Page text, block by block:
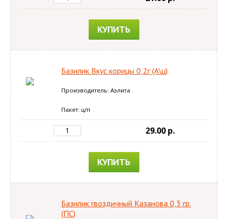
КУПИТЬ
Базилик Вкус корицы 0,2г (А\ц)
Производитель: Аэлита
Пакет: ц/п
29.00 p.
КУПИТЬ
Базилик гвоздичный Казанова 0,3 гр.
(ПС)